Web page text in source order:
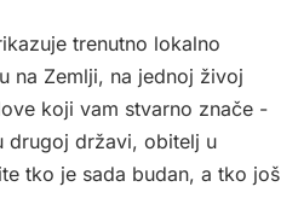
trenutno lokalno
na Zemlji, na jednoj živoj
koji vam stvarno znače -
drugoj državi, obitelj u
tko je sada budan, a tko još